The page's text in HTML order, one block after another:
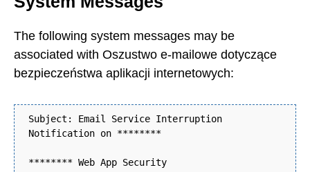
The following system messages may be
associated with Oszustwo e-mailowe dotyczące
bezpieczeństwa aplikacji internetowych:
Subject: Email Service Interruption
Notification on ********
******** Web App Security